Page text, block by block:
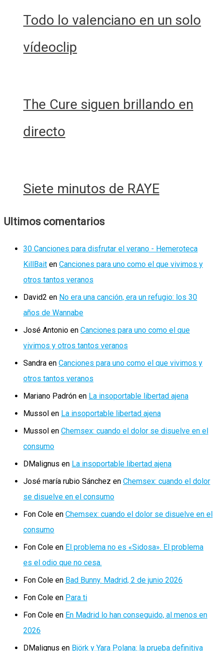
Todo lo valenciano en un solo
vídeoclip
The Cure siguen brillando en
directo
Siete minutos de RAYE
Ultimos comentarios
30 Canciones para disfrutar el verano - Hemeroteca
KillBait en Canciones para uno como el que vivimos y
otros tantos veranos
David2 en No era una canción, era un refugio: los 30
años de Wannabe
José Antonio en Canciones para uno como el que
vivimos y otros tantos veranos
Sandra en Canciones para uno como el que vivimos y
otros tantos veranos
Mariano Padrón en La insoportable libertad ajena
Mussol en La insoportable libertad ajena
Mussol en Chemsex: cuando el dolor se disuelve en el
consumo
DMalignus en La insoportable libertad ajena
José maría rubio Sánchez en Chemsex: cuando el dolor
se disuelve en el consumo
Fon Cole en Chemsex: cuando el dolor se disuelve en el
consumo
Fon Cole en El problema no es «Sidosa». El problema
es el odio que no cesa.
Fon Cole en Bad Bunny. Madrid, 2 de junio 2026
Fon Cole en Para ti
Fon Cole en En Madrid lo han conseguido, al menos en
2026
DMalignus en Björk y Yara Polana: la prueba definitiva